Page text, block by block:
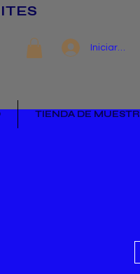
Iniciar
TIENDA DE